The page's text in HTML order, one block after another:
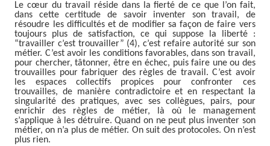
Le cœur du travail réside dans la fierté de ce que l’on fait,
dans cette certitude de savoir inventer son travail, de
résoudre les difficultés et de modifier sa façon de faire vers
toujours plus de satisfaction, ce qui suppose la liberté :
“travailler c’est trouvailler” (4), c’est refaire autorité sur son
métier. C’est avoir les conditions favorables, dans son travail,
pour chercher, tâtonner, être en échec, puis faire une ou des
trouvailles pour fabriquer des règles de travail. C’est avoir
les espaces collectifs propices pour confronter ces
trouvailles, de manière contradictoire et en respectant la
singularité des pratiques, avec ses collègues, pairs, pour
enrichir des règles de métier, là où le management
s’applique à les détruire. Quand on ne peut plus inventer son
métier, on n’a plus de métier. On suit des protocoles. On n’est
plus rien.